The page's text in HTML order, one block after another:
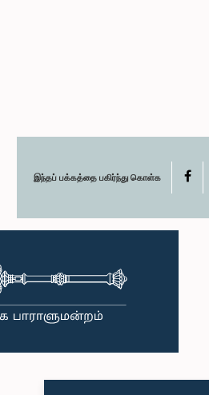
இந்தப் பக்கத்தை பகிர்ந்து கொள்க